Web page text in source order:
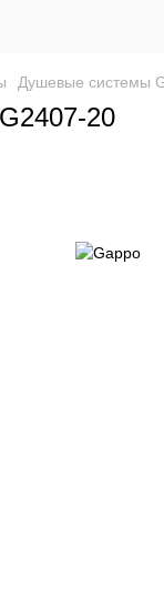
Душевые системы
20